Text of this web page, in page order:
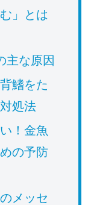
」とは
主な原因
鰭をた
処法
！金魚
の予防
メッセ